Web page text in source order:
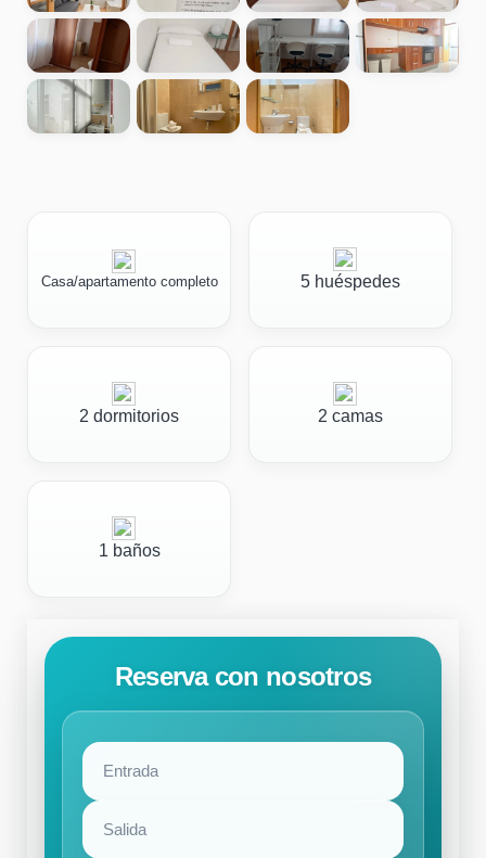
Casa/apartamento completo 5 huéspedes
2 dormitorios 2 camas
1 baños
Reserva con nosotros